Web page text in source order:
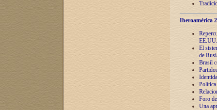
Iberoamérica
EE.UU.
El
de
Brasil
Política
Foro
Una